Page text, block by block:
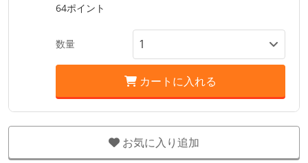
64ポイント
数量
カートに入れる
お気に入り追加